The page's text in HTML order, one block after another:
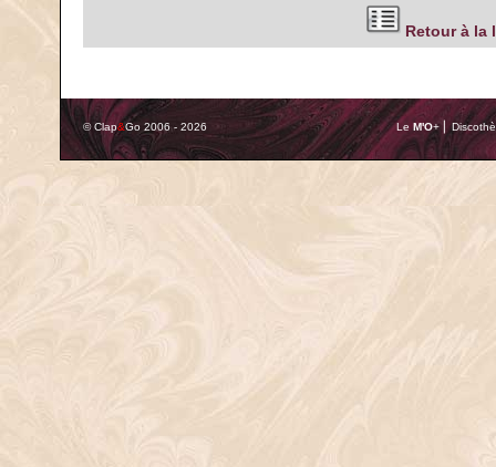
Retour à la
© Clap&Go 2006 - 2026 Le M'O+ ⎢